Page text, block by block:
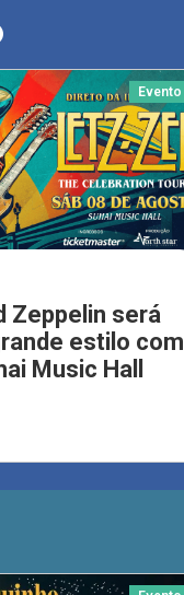
Evento
Zeppelin será
estilo com
Music Hall